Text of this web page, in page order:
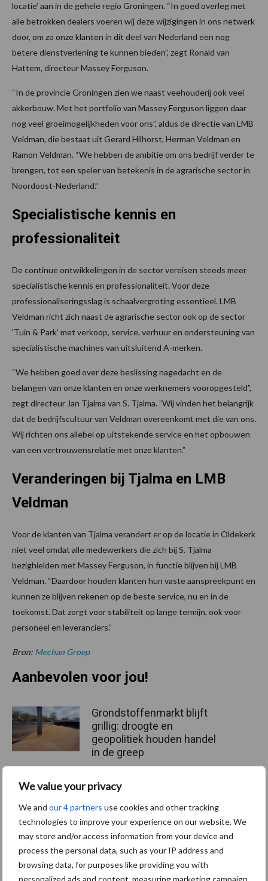
We value your privacy
We and our 4 partners use cookies and other tracking
technologies to improve your experience on our website. We
may store and/or access information from your device and
process the personal data, such as your IP address and
browsing data, for purposes like providing you with
personalized ads and content, measuring marketing campaign
locatie’ aan in de gehele regio Groningen. “In goed overleg met
alle betrokken dealers voeren wij deze wijzigingen in ons netwerk
door, om zo onze klanten in dit deel van Nederland een nog
betere dienstverlening te kunnen bieden”, zegt Ronald van
Hattem, directeur Massey Ferguson.
“In de provincie Groningen zien we naast veehouderij ook veel
akkerbouw. Met het portfolio van Massey Ferguson liggen daar
nog veel groeimogelijkheden voor ons”, aldus de directie van LMB
Veldman, die bestaat uit Gerard Hilhorst, Herman Veldman en
Ramon Veldman. “We hebben de ambitie om ons bedrijf verder te
brengen, tot een speler van betekenis in de agrarische sector in
Noordoost-Nederland.”
Specialistische kennis en
professionaliteit
De continue ontwikkelingen in de sector vereisen steeds meer
specialistische kennis en professionaliteit. Voor deze
professionaliseringsslag is schaalvergroting essentieel. LMB
Veldman richt zich naast de agrarische sector ook op de sector
‘Tuin & Park’ met verkoop, service, verhuur en ondersteuning van
specialistische machines van uitsluitend A-merken.
“We hebben goed over deze beslissing nagedacht en de
belangen van onze klanten en onze werknemers vooropgesteld”,
zegt directeur Jan Tjalma van S. Tjalma. ”Wij vinden het belangrijk
dat de bedrijfscultuur van Veldman overeenkomt met die van ons.
Wij richten ons allebei op uitstekende service en het opbouwen
van een vertrouwensrelatie met onze klanten.”
Veranderingen bij Tjalma en LMB
Veldman
Voor de klanten van Tjalma verandert er op de locatie in Oldekerk
niet veel omdat alle medewerkers die zich bij S. Tjalma
bezighielden met Massey Ferguson, in functie blijven bij LMB
Veldman. “Daardoor houden klanten hun vaste aanspreekpunt en
kunnen ze blijven rekenen op de beste service, nu en in de
toekomst. Dat zorgt voor stabiliteit op lange termijn, ook voor
personeel en leveranciers.”
Bron: Mechan Groep
Aanbevolen voor jou!
Grondstoffenmarkt blijft
grillig: droogte en
geopolitiek houden handel
in de greep
De speenhuid: een vaak
onderschatte risicofactor
voor mastitis
ForFarmers ziet volume en